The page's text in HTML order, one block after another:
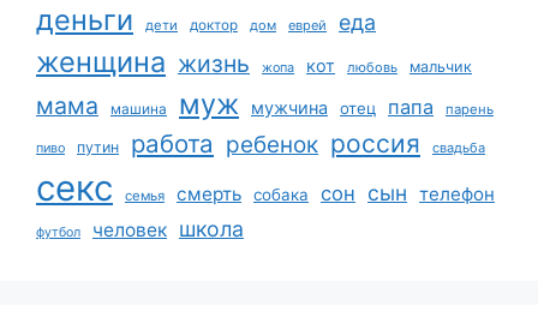
деньги дети доктор дом еврей еда
женщина жизнь жопа кот любовь мальчик
мама машина муж мужчина отец папа парень
пиво путин работа ребенок россия свадьба
секс семья смерть собака сон сын телефон
футбол человек школа